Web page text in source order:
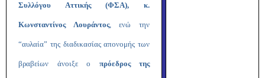
Συλλόγου Αττικής (ΦΣΑ), κ.
Κωνσταντίνος Λουράντος, ενώ την
“αυλαία” της διαδικασίας απονομής των
βραβείων άνοιξε ο πρόεδρος της